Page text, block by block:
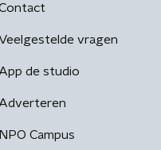
vragen
App de studio
Adverteren
NPO Campus